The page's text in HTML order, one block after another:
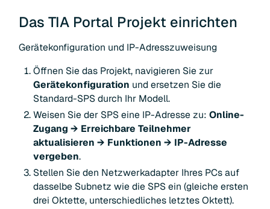
Das TIA Portal Projekt einrichten
Gerätekonfiguration und IP-Adresszuweisung
Öffnen Sie das Projekt, navigieren Sie zur
Gerätekonfiguration und ersetzen Sie die
Standard-SPS durch Ihr Modell.
Weisen Sie der SPS eine IP-Adresse zu:Online-
Zugang → Erreichbare Teilnehmer
aktualisieren → Funktionen → IP-Adresse
vergeben.
Stellen Sie den Netzwerkadapter Ihres PCs auf
dasselbe Subnetz wie die SPS ein (gleiche ersten
drei Oktette, unterschiedliches letztes Oktett).